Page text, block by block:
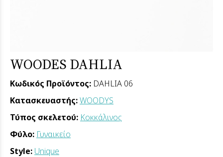
WOODES DAHLIA
Κωδικός Προϊόντος: DAHLIA 06
Κατασκευαστής:WOODYS
Τύπος σκελετού: Κοκκάλινος
Φύλο: Γυναικείο
Style: Unique